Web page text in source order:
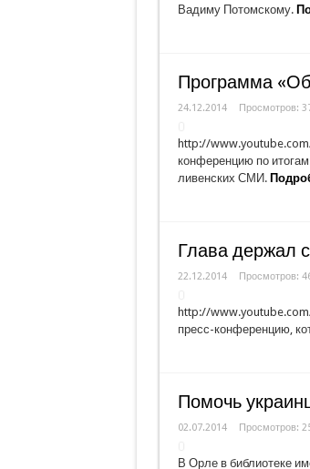
Вадиму Потомскому.
Программа
24.12.2014 Просмотров:
http://
конференцию по
ливенских СМИ.
Глава держал
22.12.2014 Просмотров:
http://
пресс-конференцию,
Помочь
02.07.2014 Просмотров:
В Орле в библиотеке